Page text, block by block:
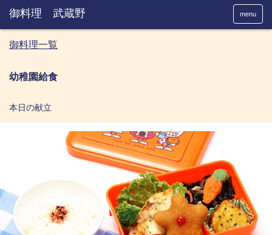
menu
御料理一覧
幼稚園給食
本日の献立